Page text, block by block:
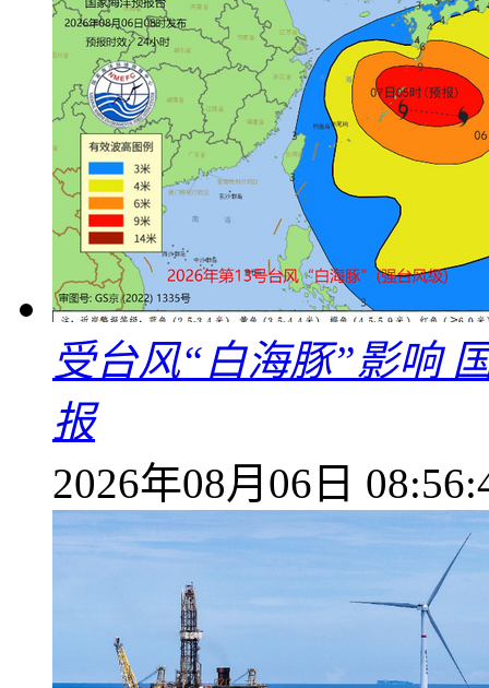
受台风“白海豚”影响
报
2026年08月06日